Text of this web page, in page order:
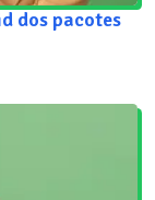
dos pacotes